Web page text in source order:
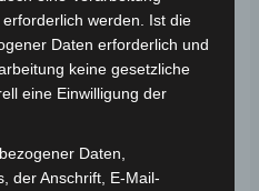
werden. Ist die
Daten erforderlich und
keine gesetzliche
eine Einwilligung der
Daten,
der Anschrift, E-Mail-